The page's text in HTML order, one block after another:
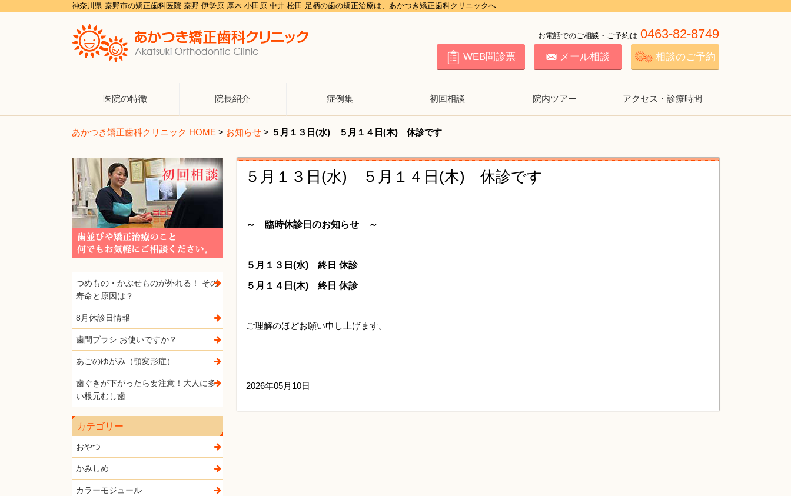
神奈川県 秦野市の矯正歯科医院 秦野 伊勢原 厚木 小田原 中井 松田 足柄の歯の矯正治療は、あかつき矯正歯科クリニックへ
お電話でのご相談・ご予約は 0463-82-8749
WEB問診票 メール相談 相談のご予約
医院の特徴 院長紹介 症例集 初回相談 院内ツアー アクセス・診療時間
あかつき矯正歯科クリニック HOME > お知らせ > ５月１３日(水) ５月１４日(木) 休診です
５月１３日(水) ５月１４日(木) 休診です
～ 臨時休診日のお知らせ ～
５ 月１３ 日(水) 終日 休診
５月１４日(木) 終日 休診
ご理解のほどお願い申し上げます。
2026年05月10日
つめもの・かぶせものが外れる！ その
寿命と原因は？
8月休診日情報
歯間ブラシ お使いですか？
あごのゆがみ（顎変形症）
歯ぐきが下がったら要注意！大人に多
い根元むし歯
カテゴリー
おやつ
かみしめ
カラーモジュール